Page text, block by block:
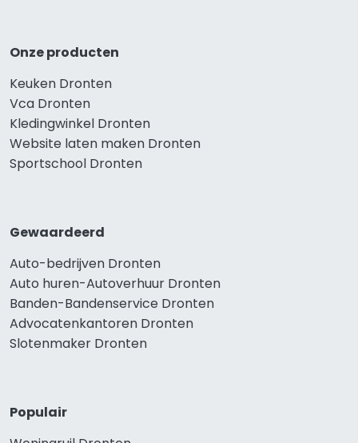
Onze producten
Keuken Dronten
Vca Dronten
Kledingwinkel Dronten
Website laten maken Dronten
Sportschool Dronten
Gewaardeerd
Auto-bedrijven Dronten
Auto huren-Autoverhuur Dronten
Banden-Bandenservice Dronten
Advocatenkantoren Dronten
Slotenmaker Dronten
Populair